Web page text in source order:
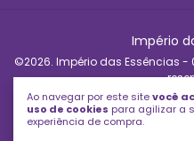
Ao navegar por este sitevocê
uso de cookies para agilizar a
experiência de compra.
Império
©2026. Império das Essências -